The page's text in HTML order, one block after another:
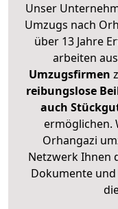
Unser
Umzugs nach
über 13 Jahre
arbeiten
Umzugsfirmen
reibungslose
auch
ermöglichen.
Orhangazi
Netzwerk Ihnen
Dokumente